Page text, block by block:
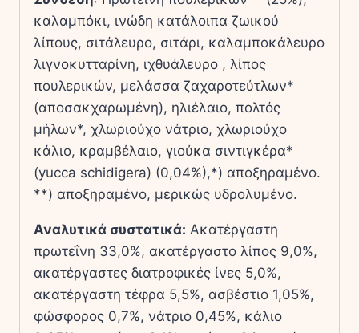
καλαμπόκι, ινώδη κατάλοιπα ζωικού
λίπους, σιτάλευρο, σιτάρι, καλαμποκάλευρο
λιγνοκυτταρίνη, ιχθυάλευρο , λίπος
πουλερικών, μελάσσα ζαχαροτεύτλων*
(αποσακχαρωμένη), ηλιέλαιο, πολτός
μήλων*, χλωριούχο νάτριο, χλωριούχο
κάλιο, κραμβέλαιο, γιούκα σιντιγκέρα*
(yucca schidigera) (0,04%),*) αποξηραμένο.
**) αποξηραμένο, μερικώς υδρολυμένο.
Αναλυτικά συστατικά: Ακατέργαστη
πρωτεΐνη 33,0%, ακατέργαστο λίπος 9,0%,
ακατέργαστες διατροφικές ίνες 5,0%,
ακατέργαστη τέφρα 5,5%, ασβέστιο 1,05%,
φώσφορος 0,7%, νάτριο 0,45%, κάλιο